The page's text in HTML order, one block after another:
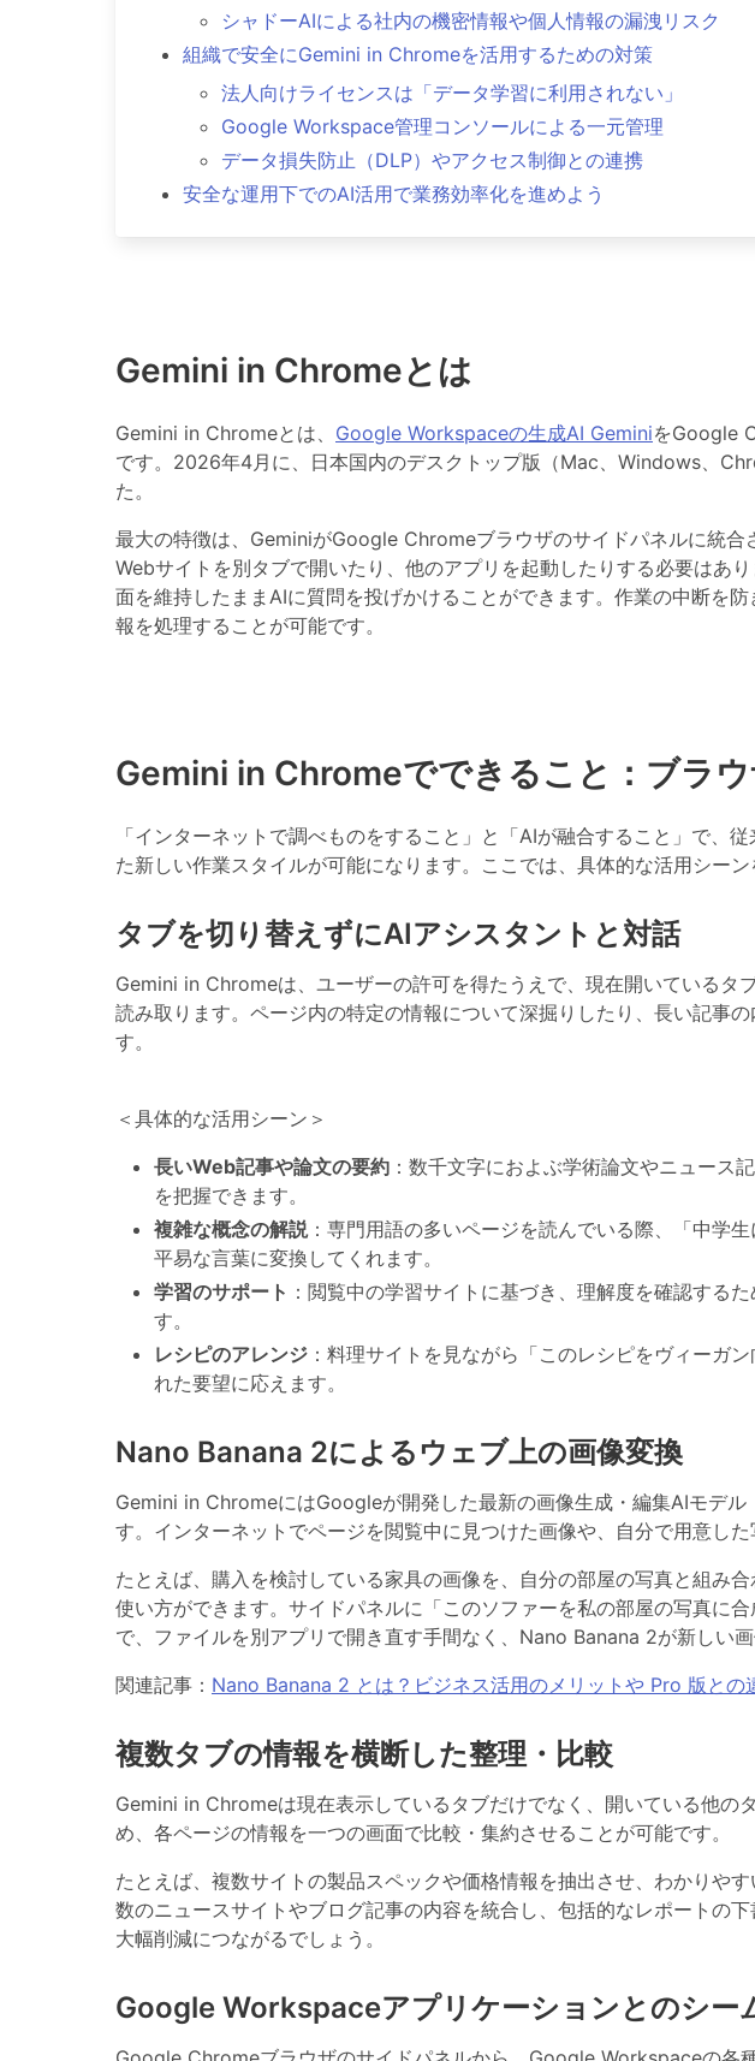
シャドーAIによる社内の機密情報や個人情報の漏洩リスク
組織で安全にGemini in Chromeを活用するための対策
法人向けライセンスは「データ学習に利用されない」
Google Workspace管理コンソールによる一元管理
データ損失防止（DLP）やアクセス制御との連携
安全な運用下でのAI活用で業務効率化を進めよう
Gemini in Chromeとは
Gemini in Chromeとは、 Google Workspaceの生成AI GeminiをGoogle
です。2026年4月に、日本国内のデスクトップ版（Mac、Windows、
た。
最大の特徴は、GeminiがGoogle Chromeブラウザのサイドパネルに統
Webサイトを別タブで開いたり、他のアプリを起動したりする必要はあり
面を維持したままAIに質問を投げかけることができます。 作業の中断を
報を処理することが可能です。
Gemini in Chromeでできること：ブラ
「インターネットで調べものをすること」と「AIが融合すること」で、
た新しい作業スタイルが可能になります。ここでは、具体的な活用シー
タブを切り替えずにAIアシスタントと対話
Gemini in Chromeは、ユーザーの許可を得たうえで、現在開いているタ
読み取ります。ページ内の特定の情報について深掘りしたり、長い記事
す。
＜具体的な活用シーン＞
長いWeb記事や論文の要約 ：数千文字におよぶ学術論文やニュース
を把握できます。
複雑な概念の解説 ：専門用語の多いページを読んでいる際、「中学
平易な言葉に変換してくれます。
学習のサポート ：閲覧中の学習サイトに基づき、理解度を確認する
す。
レシピのアレンジ ：料理サイトを見ながら「このレシピをヴィーガ
れた要望に応えます。
Nano Banana 2によるウェブ上の画像変換
Gemini in ChromeにはGoogleが開発した最新の画像生成・編集AIモデ
す。 インターネットでページを閲覧中に見つけた画像や、自分で用意した
たとえば、購入を検討している家具の画像を、自分の部屋の写真と組み
使い方ができます。サイドパネルに「このソファーを私の部屋の写真に
で、ファイルを別アプリで開き直す手間なく、Nano Banana 2が新しい画
関連記事： Nano Banana 2 とは？ビジネス活用のメリットや Pro 版との
複数タブの情報を横断した整理・比較
Gemini in Chromeは現在表示しているタブだけでなく、開いている他の
め、各ページの情報を一つの画面で比較・集約させることが可能です。
たとえば、複数サイトの製品スペックや価格情報を抽出させ、わかりや
数のニュースサイトやブログ記事の内容を統合し、包括的なレポートの
大幅削減につながるでしょう。
Google Workspaceアプリケーションとのシー